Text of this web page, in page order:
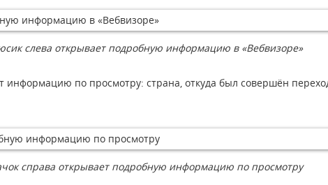
слева открывает подробную информацию в «Вебвизоре»
по просмотру: страна, откуда был совершён
справа открывает подробную информацию по просмотру